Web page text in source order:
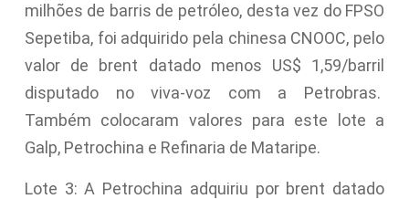
milhões de barris de petróleo, desta vez do FPSO
Sepetiba, foi adquirido pela chinesa CNOOC, pelo
valor de brent datado menos US$ 1,59/barril
disputado no viva-voz com a Petrobras.
Também colocaram valores para este lote a
Galp, Petrochina e Refinaria de Mataripe.
Lote 3: A Petrochina adquiriu por brent datado